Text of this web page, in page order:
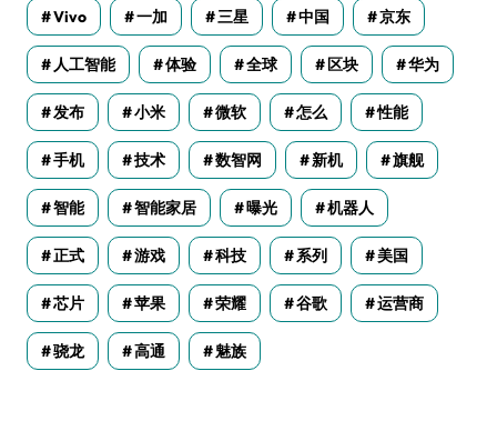
Vivo 一加 三星 中国 京东
人工智能 体验 全球 区块 华为
发布 小米 微软 怎么 性能
手机 技术 数智网 新机 旗舰
智能 智能家居 曝光 机器人
正式 游戏 科技 系列 美国
芯片 苹果 荣耀 谷歌 运营商
骁龙 高通 魅族